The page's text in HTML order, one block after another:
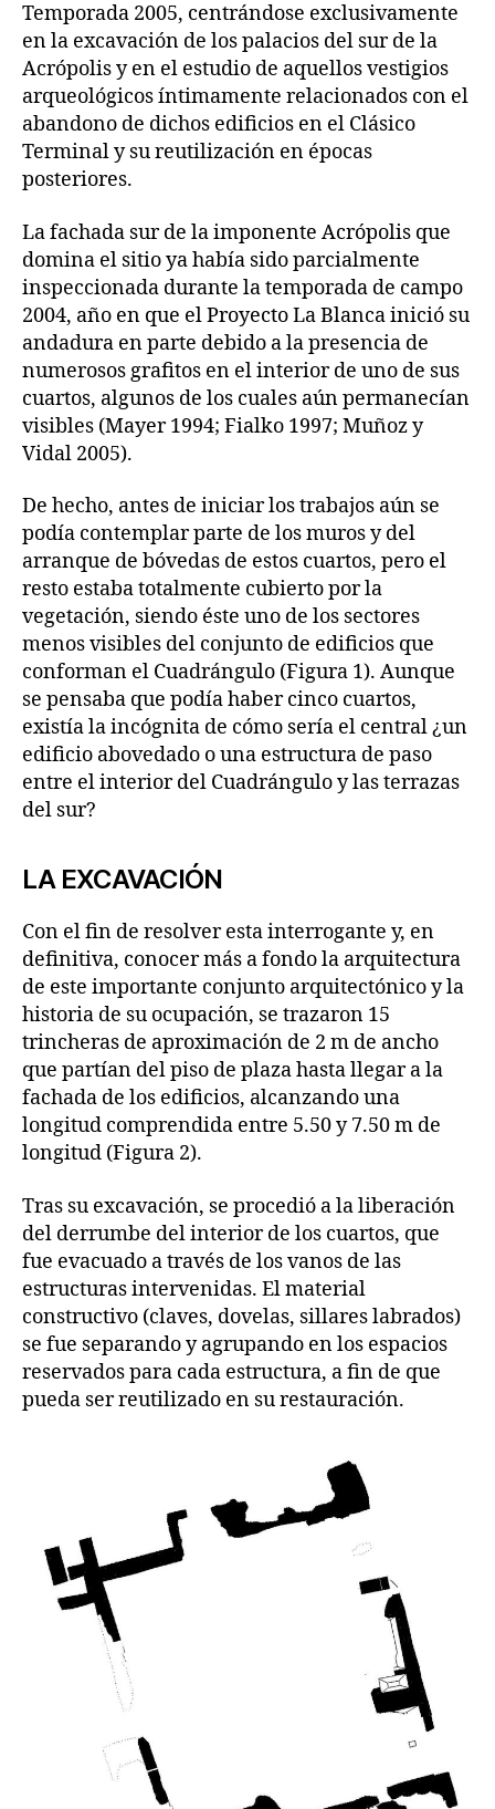
Temporada 2005, centrándose exclusivamente
en la excavación de los palacios del sur de la
Acrópolis y en el estudio de aquellos vestigios
arqueológicos íntimamente relacionados con el
abandono de dichos edificios en el Clásico
Terminal y su reutilización en épocas
posteriores.
La fachada sur de la imponente Acrópolis que
domina el sitio ya había sido parcialmente
inspeccionada durante la temporada de campo
2004, año en que el Proyecto La Blanca inició su
andadura en parte debido a la presencia de
numerosos grafitos en el interior de uno de sus
cuartos, algunos de los cuales aún permanecían
visibles (Mayer 1994; Fialko 1997; Muñoz y
Vidal 2005).
De hecho, antes de iniciar los trabajos aún se
podía contemplar parte de los muros y del
arranque de bóvedas de estos cuartos, pero el
resto estaba totalmente cubierto por la
vegetación, siendo éste uno de los sectores
menos visibles del conjunto de edificios que
conforman el Cuadrángulo (Figura 1). Aunque
se pensaba que podía haber cinco cuartos,
existía la incógnita de cómo sería el central ¿un
edificio abovedado o una estructura de paso
entre el interior del Cuadrángulo y las terrazas
del sur?
LA EXCAVACIÓN
Con el fin de resolver esta interrogante y, en
definitiva, conocer más a fondo la arquitectura
de este importante conjunto arquitectónico y la
historia de su ocupación, se trazaron 15
trincheras de aproximación de 2 m de ancho
que partían del piso de plaza hasta llegar a la
fachada de los edificios, alcanzando una
longitud comprendida entre 5.50 y 7.50 m de
longitud (Figura 2).
Tras su excavación, se procedió a la liberación
del derrumbe del interior de los cuartos, que
fue evacuado a través de los vanos de las
estructuras intervenidas. El material
constructivo (claves, dovelas, sillares labrados)
se fue separando y agrupando en los espacios
reservados para cada estructura, a fin de que
pueda ser reutilizado en su restauración.